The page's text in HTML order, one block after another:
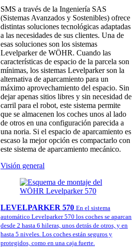
SMS a través de la Ingeniería SAS
(Sistemas Avanzados y Sostenibles) ofrece
distintas soluciones tecnológicas adaptadas
a las necesidades de sus clientes. Una de
esas soluciones son los sistemas
Levelparker de WÖHR. Cuando las
características de espacio de la parcela son
mínimas, los sistemas Levelparker son la
alternativa de aparcamiento para un
máximo aprovechamiento del espacio. Sin
dejar apenas sitios libres y sin necesidad de
carril para el robot, este sistema permite
que se almacenen los coches unos al lado
de otros en una configuración parecida a
una noria. Si el espacio de aparcamiento es
escaso la mejor opción es compactarlo con
este sistema de aparcamiento mecánico.
Visión general
LEVELPARKER 570 En el sistema
automático Levelparker 570 los coches se aparcan
desde 2 hasta 6 hileras, unos detrás de otros, y en
hasta 5 niveles. Los coches están seguros y
protegidos, como en una caja fuerte.